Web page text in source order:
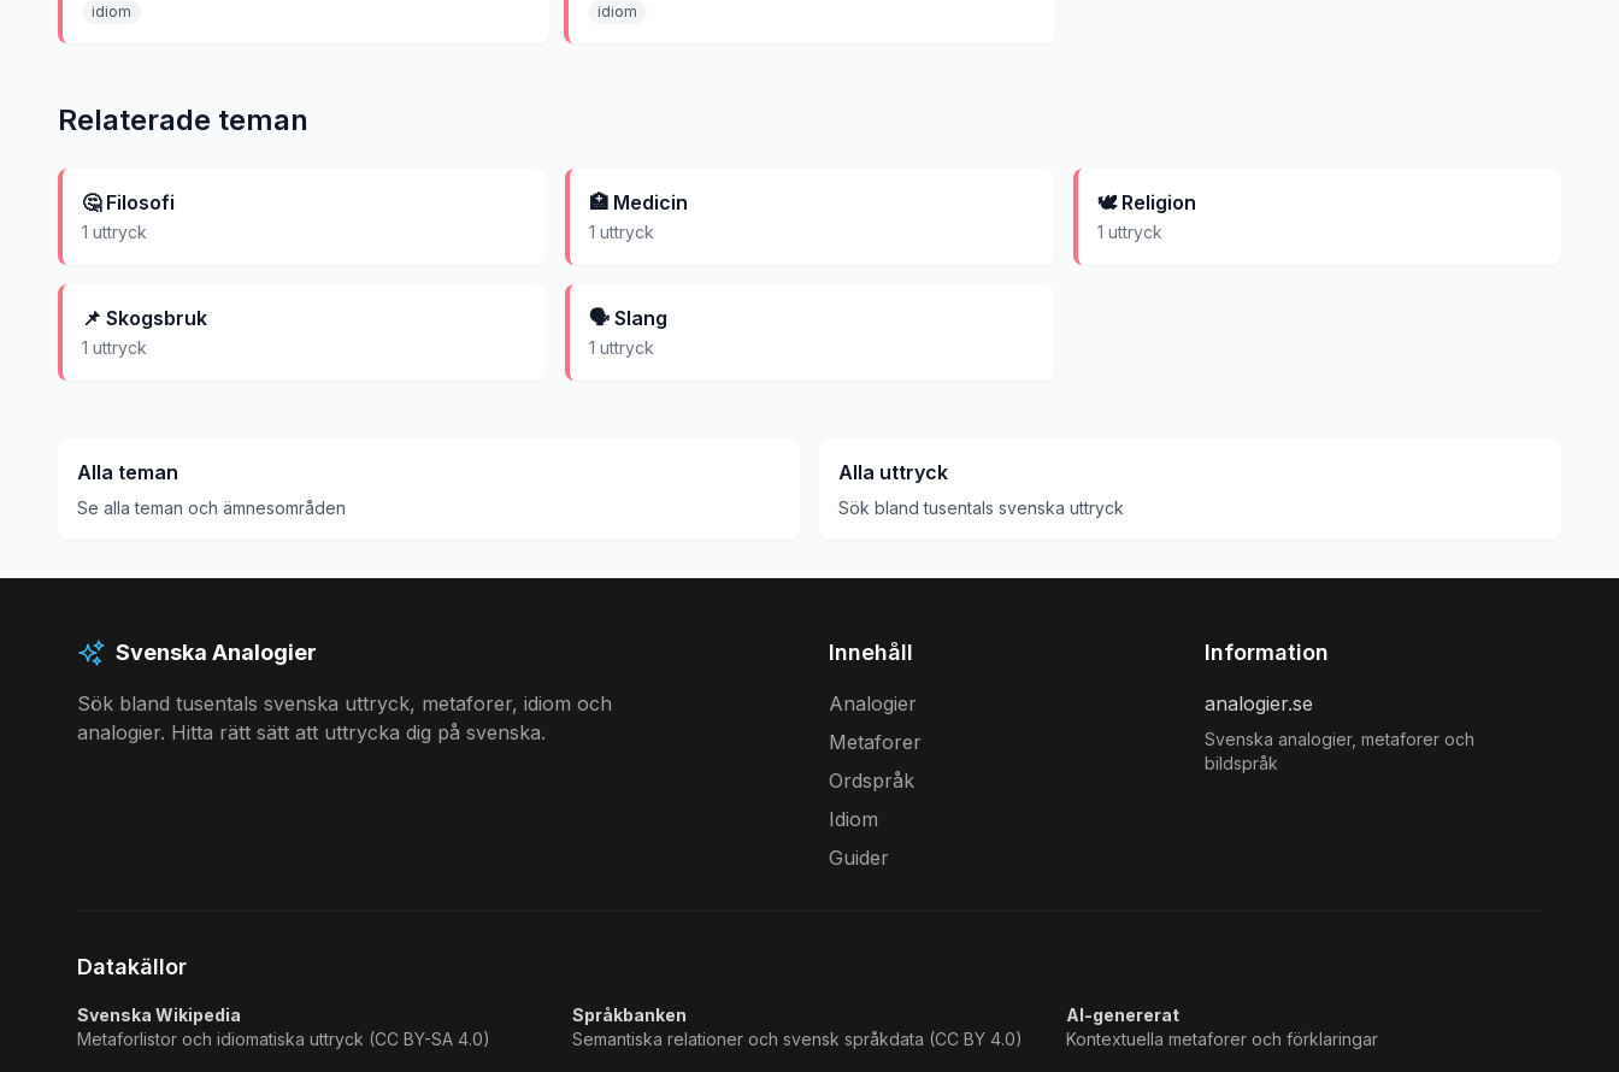
idiom idiom
Relaterade teman
🤔 Filosofi
1 uttryck
🏥 Medicin
1 uttryck
🕊️ Religion
1 uttryck
📌 Skogsbruk
1 uttryck
🗣️ Slang
1 uttryck
Alla teman
Se alla teman och ämnesområden
Alla uttryck
Sök bland tusentals svenska uttryck
Svenska Analogier
Sök bland tusentals svenska uttryck, metaforer, idiom och
analogier. Hitta rätt sätt att uttrycka dig på svenska.
Innehåll
Analogier
Metaforer
Ordspråk
Idiom
Guider
Information
analogier.se
Svenska analogier, metaforer och
bildspråk
Datakällor
Svenska Wikipedia
Metaforlistor och idiomatiska uttryck (CC BY-SA 4.0)
Språkbanken
Semantiska relationer och svensk språkdata (CC BY 4.0)
AI-genererat
Kontextuella metaforer och förklaringar